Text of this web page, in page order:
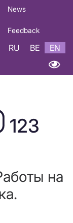
News
Feedback
RU BE EN
123
на